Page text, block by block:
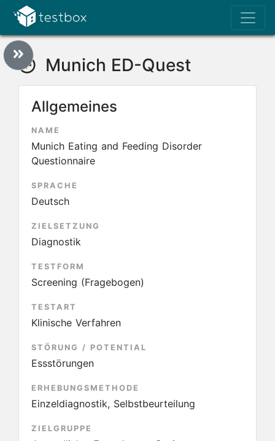
Munich ED-Quest
Allgemeines
NAME
Munich Eating and Feeding Disorder
Questionnaire
SPRACHE
Deutsch
ZIELSETZUNG
Diagnostik
TESTFORM
Screening (Fragebogen)
TESTART
Klinische Verfahren
STÖRUNG / POTENTIAL
Essstörungen
ERHEBUNGSMETHODE
Einzeldiagnostik, Selbstbeurteilung
ZIELGRUPPE